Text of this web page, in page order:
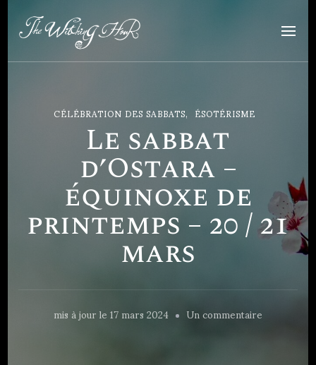
The Witching Hour
Art et artisanat ésotérique
CÉLÉBRATION DES SABBATS ÉSOTÉRISME
Le sabbat
d’Ostara –
équinoxe de
printemps – 20 / 21
mars
mis à jour le17 mars 2024 Un commentaire